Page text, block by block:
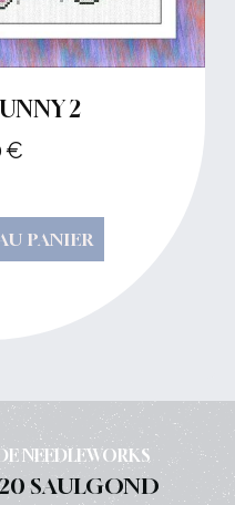
2
€
PANIER
NEEDLEWORKS
SAULGOND